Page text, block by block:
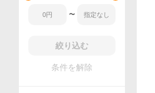
〜
絞り込む
条件を解除